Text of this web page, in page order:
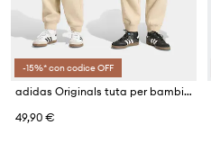
-15%* con codice OFF
adidas Originals tuta per bambini con cotone
49,90 €